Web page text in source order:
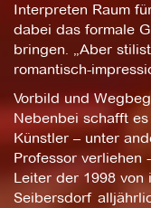
Interpreten Raum
dabei das formale
bringen. „Aber
romantisch-
Vorbild und
Nebenbei schafft
Künstler – unter
Professor verliehen
Leiter der 1998 von
Seibersdorf